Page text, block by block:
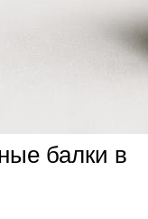
балки в